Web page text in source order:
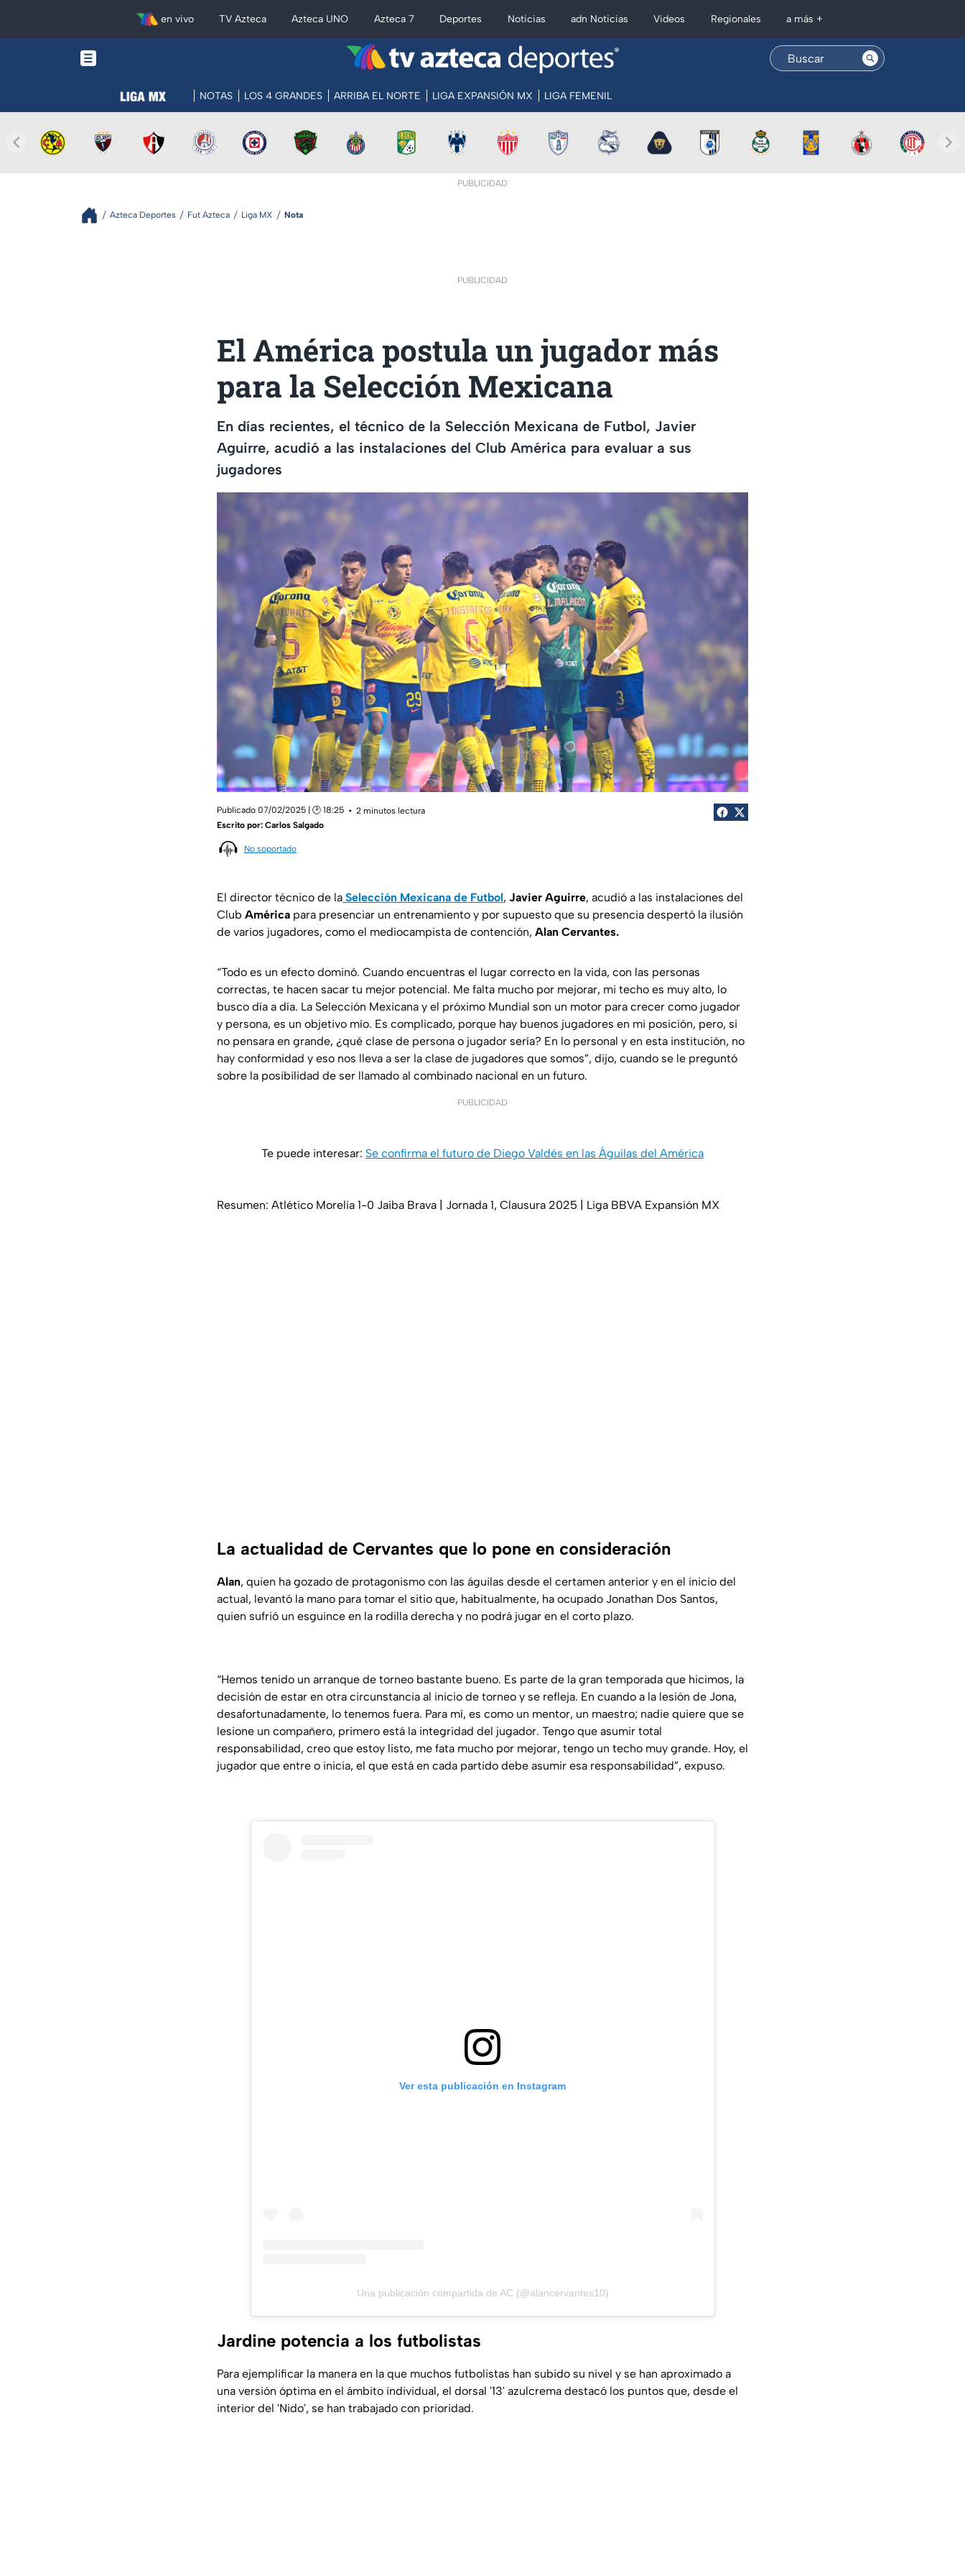
en vivo TV Azteca Azteca UNO Azteca 7 Deportes Noticias adn Noticias Videos Regionales a más +
NOTAS LOS 4 GRANDES ARRIBA EL NORTE LIGA EXPANSIÓN MX LIGA FEMENIL
PUBLICIDAD
Azteca Deportes Fut Azteca Liga MX Nota
PUBLICIDAD
El América postula un jugador más
para la Selección Mexicana
En días recientes, el técnico de la Selección Mexicana de Futbol, Javier
Aguirre, acudió a las instalaciones del Club América para evaluar a sus
jugadores
Publicado 07/02/2025 | 🕑 18:25
2 minutos lectura
Escrito por: Carlos Salgado
No soportado
El director técnico de la Selección Mexicana de Futbol, Javier Aguirre, acudió a las instalaciones del
Club América para presenciar un entrenamiento y por supuesto que su presencia despertó la ilusión
de varios jugadores, como el mediocampista de contención, Alan Cervantes.
“Todo es un efecto dominó. Cuando encuentras el lugar correcto en la vida, con las personas
correctas, te hacen sacar tu mejor potencial. Me falta mucho por mejorar, mi techo es muy alto, lo
busco día a día. La Selección Mexicana y el próximo Mundial son un motor para crecer como jugador
y persona, es un objetivo mío. Es complicado, porque hay buenos jugadores en mi posición, pero, si
no pensara en grande, ¿qué clase de persona o jugador sería? En lo personal y en esta institución, no
hay conformidad y eso nos lleva a ser la clase de jugadores que somos”, dijo, cuando se le preguntó
sobre la posibilidad de ser llamado al combinado nacional en un futuro.
PUBLICIDAD
Te puede interesar: Se confirma el futuro de Diego Valdés en las Águilas del América
Resumen: Atlético Morelia 1-0 Jaiba Brava | Jornada 1, Clausura 2025 | Liga BBVA Expansión MX
La actualidad de Cervantes que lo pone en consideración
Alan, quien ha gozado de protagonismo con las águilas desde el certamen anterior y en el inicio del
actual, levantó la mano para tomar el sitio que, habitualmente, ha ocupado Jonathan Dos Santos,
quien sufrió un esguince en la rodilla derecha y no podrá jugar en el corto plazo.
“Hemos tenido un arranque de torneo bastante bueno. Es parte de la gran temporada que hicimos, la
decisión de estar en otra circunstancia al inicio de torneo y se refleja. En cuando a la lesión de Jona,
desafortunadamente, lo tenemos fuera. Para mí, es como un mentor, un maestro; nadie quiere que se
lesione un compañero, primero está la integridad del jugador. Tengo que asumir total
responsabilidad, creo que estoy listo, me fata mucho por mejorar, tengo un techo muy grande. Hoy, el
jugador que entre o inicia, el que está en cada partido debe asumir esa responsabilidad”, expuso.
Ver esta publicación en Instagram
Una publicación compartida de AC (@alancervantes10)
Jardine potencia a los futbolistas
Para ejemplificar la manera en la que muchos futbolistas han subido su nivel y se han aproximado a
una versión óptima en el ámbito individual, el dorsal '13' azulcrema destacó los puntos que, desde el
interior del 'Nido', se han trabajado con prioridad.